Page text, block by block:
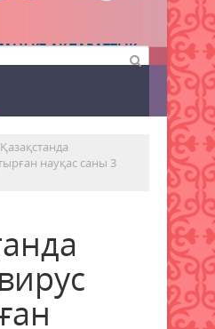
АҚПАРАТТЫҚ
АГЕНТТІГІ
науқас саны 3